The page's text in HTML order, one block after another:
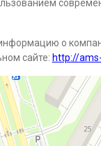
о
сайте: http://